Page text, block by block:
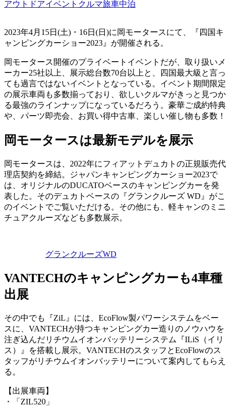
アウトドアイベント クルマ旅車中泊
2023年4月15日(土)・16日(日)に岡モータースにて、『四国キ
ャンピングカーショー2023』が開催される。
岡モータース開催のプライベートイベントだが、取り扱いメ
ーカー25社以上、展示総台数70台以上と、四国最大級と言っ
ても過言ではないイベントとなっている。イベント期間限定
の展示車両も多数揃っており、欲しいクルマがきっと見つか
る最強のラインナップになっているだろう。豪華ご成約特典
や、パーツ即売会、お買い得中古車、楽しい催し物も多数！
岡モータースは最新モデルを展示
岡モータースは、2022年にフィアットデュカトの正規販売代
理店契約を締結。ジャパンキャンピングカーショー2023で
は、オリジナルのDUCATOベースのキャンピングカーを発
表した。そのデュカトベースの『グランクルーズ WD』がこ
のイベントでご覧いただける。その他にも、軽キャンのミニ
チュアクルーズなども多数展示。
グランクルーズWD
VANTECHのキャンピングカーも4車種
出展
その中でも『ZiL』には、EcoFlow製パワーシステムをベー
スに、VANTECHが持つキャンピングカー造りのノウハウを
注ぎ込んだリチウムイオンバッテリーシステム『ILiS（イリ
ス）』を搭載し展示。VANTECHのスタッフとEcoFlowのス
タッフがリチウムイオンバッテリーについて案内してもらえ
る。
【出展車両】
・「ZIL520」